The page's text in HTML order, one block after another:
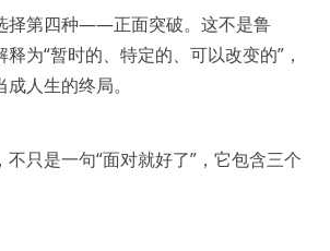
择第四种——正面突破。这不是鲁
为“暂时的、特定的、可以改变的”，
人生的终局。
只是一句“面对就好了”，它包含三个